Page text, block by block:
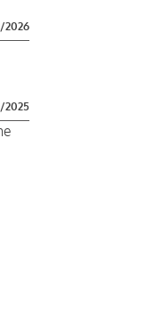
2026
2025